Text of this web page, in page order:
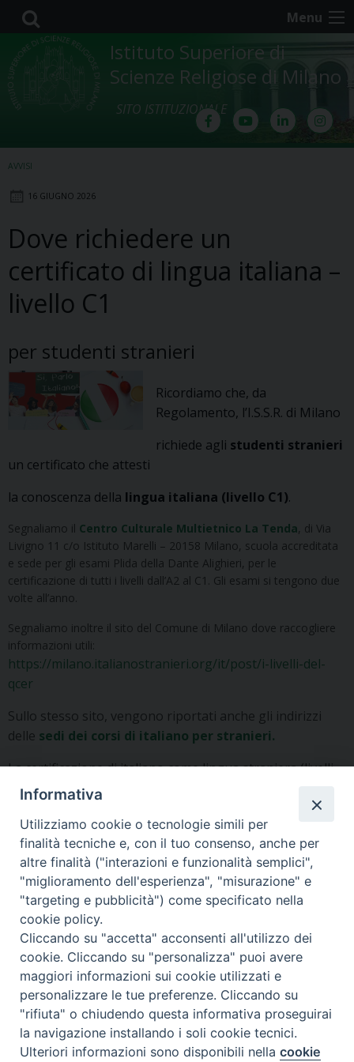
Skip
content
Menu
Istituto Superiore di
Scienze Religiose di Milano
SITO ISTITUZIONALE
AVVISI
16 GIUGNO 2026
Dove richiedere un
certificato di lingua italiana –
livello C1
per studenti stranieri
Ricordiamo che, da
Regolamento, l’I.S.S.R. di Milano
richiede agli studenti stranieri
un certificato che attesti
la conoscenza della lingua italiana (livello C1).
Segnaliamo il Centro Culturale Multietnico La Tenda, di Via
Livigno 11 c/o Istituto Marelli – 20158 Milano, scuola accreditata
e sede per gli esami Plida della Dante Alighieri, per le
certificazione di tutti i livelli dall’A2 al C1. Gli esami si tengono due
volte all’anno.
Segnaliamo inoltre il sito del Comune di Milano dove raccogliere
informazioni utili:
https://milano.italianostranieri.org/it/post/i-livelli-del-
qcer
Sullo stesso sito, vengono riportati anche gli indirizzi
delle sedi dei corsi di italiano per stranieri.
La certificazione di italiano come lingua straniera (livelli
A1, A2, B1, B2, C1, C2) può essere rilasciata dai quattro
dell’Istruzione:
– L’Università per Stranieri di Sienarilascia la
certificazione CILS
– L’Università per Stranieri di Perugiarilascia la
certificazione CELI
– L’Università degli Studi Roma Tre
certificazione CERT.IT
– LaSocietà Dante Alighieririlascia la certificazione
PLIDA
Altre info sempre sul sito del Comune di Milano:
https://milano.italianostranieri.org/it/post/la-
certificazione
Informativa
Utilizziamo cookie o tecnologie simili per
finalità tecniche e, con il tuo consenso, anche per
altre finalità ("interazioni e funzionalità semplici",
"miglioramento dell'esperienza", "misurazione" e
"targeting e pubblicità") come specificato nella
cookie policy.
Cliccando su "accetta" acconsenti all'utilizzo dei
cookie. Cliccando su "personalizza" puoi avere
maggiori informazioni sui cookie utilizzati e
personalizzare le tue preferenze. Cliccando su
"rifiuta" o chiudendo questa informativa proseguirai
la navigazione installando i soli cookie tecnici.
Ulteriori informazioni sono disponibili nellacookie